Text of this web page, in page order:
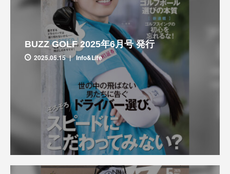
BUZZ GOLF 2025年6月号 発行
2025.05.15 Info&Life